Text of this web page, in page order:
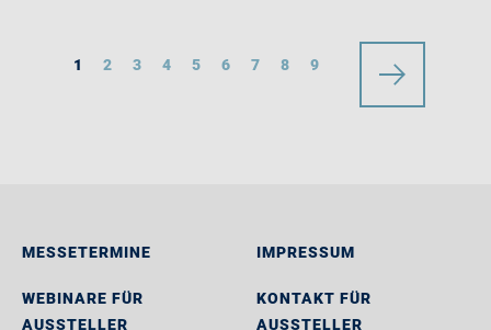
1 2 3 4 5 6 7 8 9
MESSETERMINE
WEBINARE FÜR
AUSSTELLER
IMPRESSUM
KONTAKT FÜR
AUSSTELLER